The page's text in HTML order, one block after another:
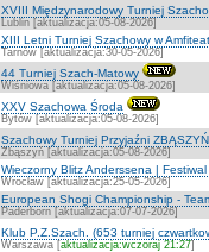
XVIII Międzynarodowy Turniej
Lublin [aktualizacja:05-08-2026]
XIII Letni Turniej Szachowy w
Tarnów [aktualizacja:30-05-2026]
44 Turniej Szach-Matowy
Wiśniowa [aktualizacja:05-08-2026]
XXV Szachowa Środa
Bytów [aktualizacja:05-08-2026]
Szachowy Turniej Przyjaźni
Zbąszyń [aktualizacja:05-08-2026]
Wieczorny Blitz Anderssena |
Wrocław [aktualizacja:25-05-2026]
European Shogi Championship -
Paderborn [aktualizacja:07-07-2026]
Klub P.Z.Szach. (653 turniej
Warszawa [aktualizacja:wczoraj 21:27]